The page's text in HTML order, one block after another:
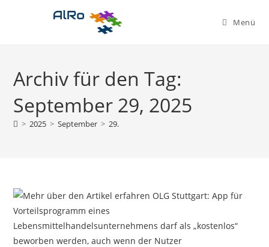
Menü
Archiv für den Tag:
September 29, 2025
> 2025 > September > 29.